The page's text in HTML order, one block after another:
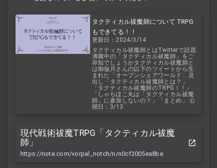
タクティカル祓魔師について TRPG
もできてる！！
更新日：2024/3/14
タクティカル祓魔師とはTwitterで話題
沸騰中の「タクティカル祓魔師」をご
存知でしょうかタクティカル祓魔師と
は御伽月さんの以下のツイートから生
まれた「オープンシェアワールド... 見
出し「タクティカル祓魔師とは？」
「タクティカル祓魔師のTRPG！！」
「しゃちほこ丸は「タクティカル祓魔
師」に参加しないの？」「まとめ」 公
開日：3/13
現代戦術祓魔TRPG「タクティカル祓魔
師」
https://note.com/vorpal_notch/n/n0cf2005ea8be